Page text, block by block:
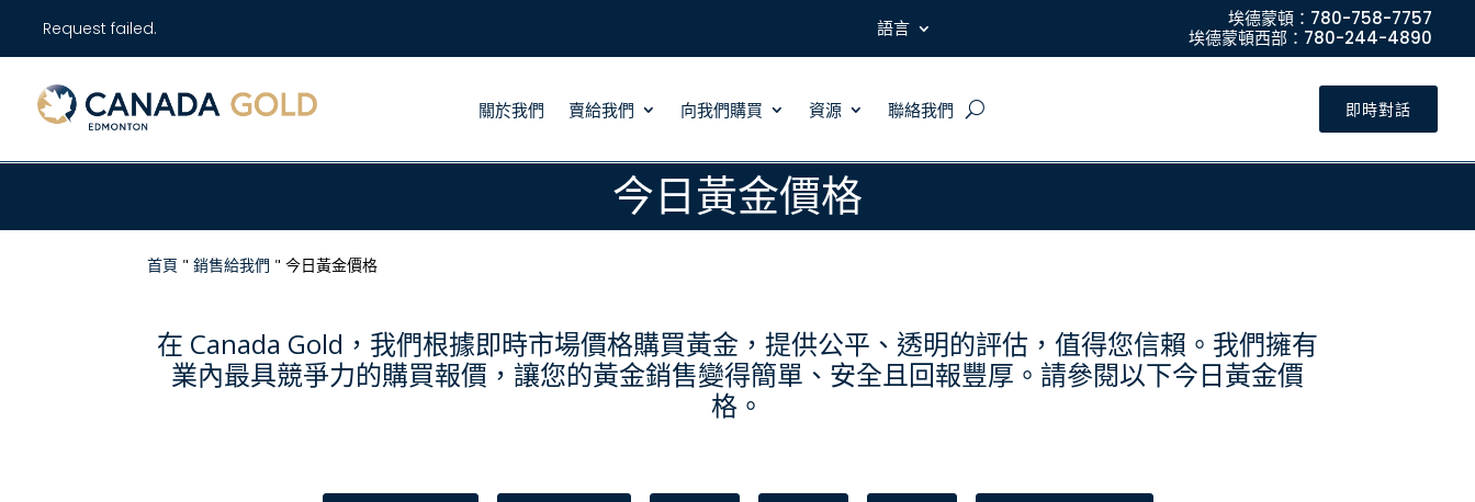
Request failed. 語言
埃德蒙頓：780-758-7757
埃德蒙頓西部：780-244-4890
關於我們 賣給我們 向我們購買 資源 聯絡我們 即時對話
今日黃金價格
首頁 "銷售給我們 "今日黃金價格
在 Canada Gold，我們根據即時市場價格購買黃金，提供公平、透明的評估，值得您信賴。我們擁有
業內最具競爭力的購買報價，讓您的黃金銷售變得簡單、安全且回報豐厚。請參閱以下今日黃金價
格。